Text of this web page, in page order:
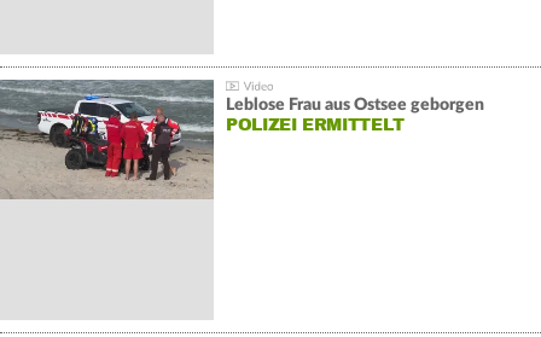
Leblose Frau aus Ostsee geborgen
POLIZEI ERMITTELT